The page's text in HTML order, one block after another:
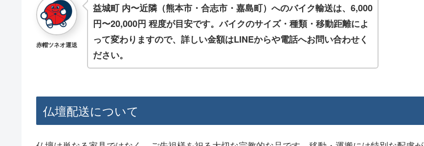
赤帽ツネオ運送
益城町 内〜近隣（熊本市・合志市・嘉島町）へのバイク輸送は、6,000
円〜20,000円 程度が目安です。バイクのサイズ・種類・移動距離によ
って変わりますので、詳しい金額はLINEからや電話へお問い合わせく
ださい。
仏壇配送について